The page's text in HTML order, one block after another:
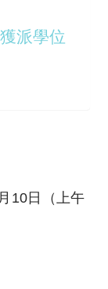
派學位
10日（上午